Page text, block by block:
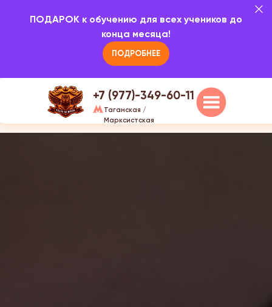
ПОДАРОК к обучению для всех учеников до
конца месяца!
ПОДРОБНЕЕ
Таганская /
Марксистская
г.Москва, ул. Марксистская, д
20/1, 3 этаж
Наши курсы
+7 (977)-349-60-11